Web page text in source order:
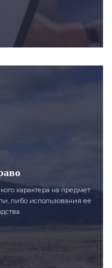
характера на предмет
либо использования её